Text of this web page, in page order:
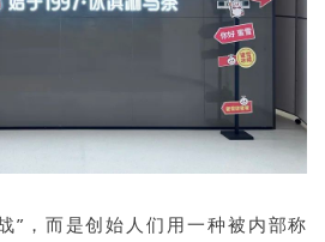
”，而是创始人们用一种被内部称